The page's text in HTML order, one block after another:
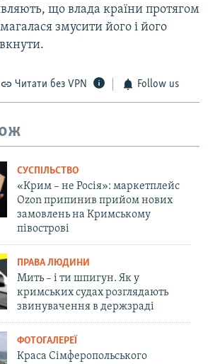
що влада країни протягом
змусити його і його
Читати без VPN Follow us
СУСПІЛЬСТВО
«Крим – не Росія»: маркетплейс
Ozon припинив прийом нових
замовлень на Кримському
півострові
ПРАВА ЛЮДИНИ
Мить – і ти шпигун. Як у
кримських судах розглядають
звинувачення в держзраді
ФОТОГАЛЕРЕЇ
Краса Сімферопольського